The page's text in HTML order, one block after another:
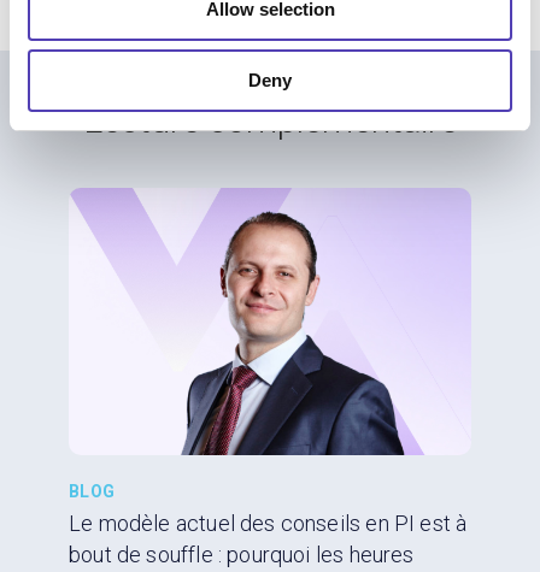
Allow selection
Deny
Lecture complémentaire
BLOG
Le modèle actuel des conseils en PI est à
bout de souffle : pourquoi les heures